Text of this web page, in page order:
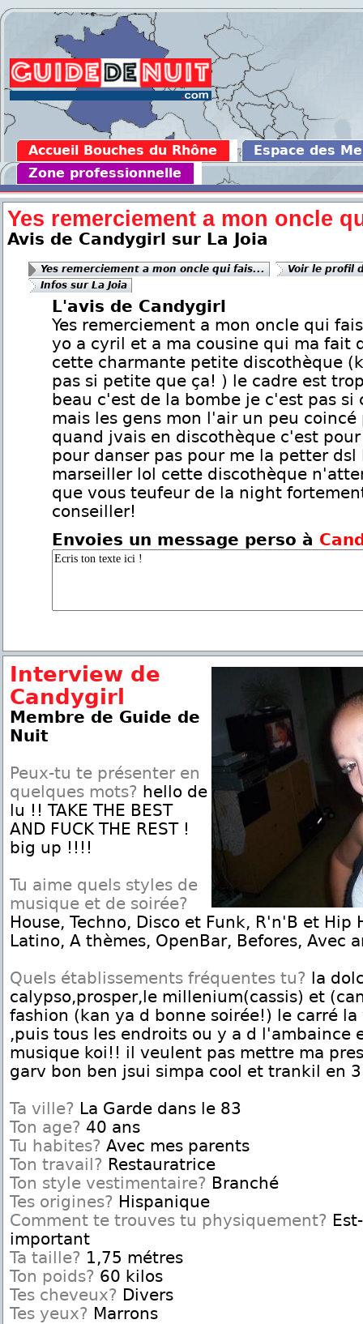
Accueil Bouches du Rhône
Espace des
Zone professionnelle
Yes remerciement a mon oncle
Avis de Candygirl sur La Joia
Yes remerciement a mon oncle qui fais...
Voir le profil
Infos sur La Joia
L'avis de Candygirl
Yes remerciement a mon oncle qui
yo a cyril et a ma cousine qui ma fait
cette charmante petite discothèque
pas si petite que ça! ) le cadre est
beau c'est de la bombe je c'est pas si
mais les gens mon l'air un peu coincé
quand jvais en discothèque c'est
pour danser pas pour me la petter dsl
marseiller lol cette discothèque
que vous teufeur de la night
conseiller!
Envoies un message perso à
Interview de
Candygirl
Membre de Guide de
Nuit
Peux-tu te présenter en
quelques mots? hello de
lu !! TAKE THE BEST
AND FUCK THE REST !
big up !!!!
Tu aime quels styles de
musique et de soirée?
House, Techno, Disco et Funk, R'n'B et Hip
Latino, A thèmes, OpenBar, Befores, Avec
Quels établissements fréquentes tu? la
calypso,prosper,le millenium(cassis) et
fashion (kan ya d bonne soirée!) le carré
,puis tous les endroits ou y a d l'ambaince
musique koi!! il veulent pas mettre ma
garv bon ben jsui simpa cool et trankil en
Ta ville? La Garde dans le 83
Ton age? 40 ans
Tu habites? Avec mes parents
Ton travail? Restauratrice
Ton style vestimentaire? Branché
Tes origines? Hispanique
Comment te trouves tu physiquement?
important
Ta taille? 1,75 métres
Ton poids? 60 kilos
Tes cheveux? Divers
Tes yeux? Marrons